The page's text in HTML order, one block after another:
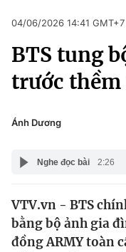
Chuyên mục
Chính trị
Xã hội
Pháp luật
Thế giới
Pháp luật
Kinh tế
Thể thao
Truyền hình
Y tế
Công nghệ
04/06/2026 14:41 GMT+7
BTS tung
trước thềm
Ánh Dương
Nghe đọc bài 2:26
VTV.vn - BTS
bằng bộ ảnh gia
đồng ARMY toàn